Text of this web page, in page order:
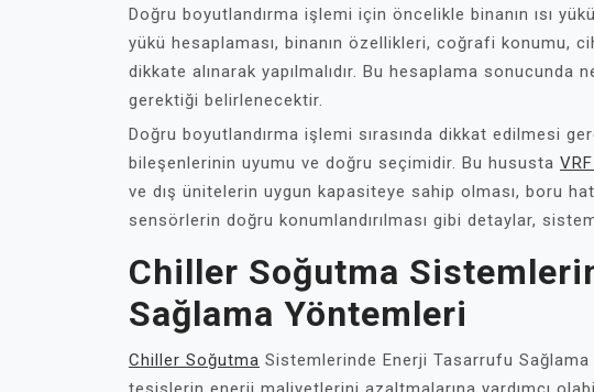
Doğru boyutlandırma işlemi için öncelikle binanın ısı
yükü hesaplaması, binanın özellikleri, coğrafi konumu,
dikkate alınarak yapılmalıdır. Bu hesaplama
gerektiği belirlenecektir.
Doğru boyutlandırma işlemi sırasında dikkat edilmesi
bileşenlerinin uyumu ve doğru seçimidir. Bu hususta
ve dış ünitelerin uygun kapasiteye sahip olması, boru
sensörlerin doğru konumlandırılması gibi detaylar,
Chiller Soğutma
Sağlama Yöntemleri
Chiller Soğutma Sistemlerinde Enerji Tasarrufu